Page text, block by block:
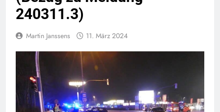
240311.3)
Martin Janssens 11. März 2024